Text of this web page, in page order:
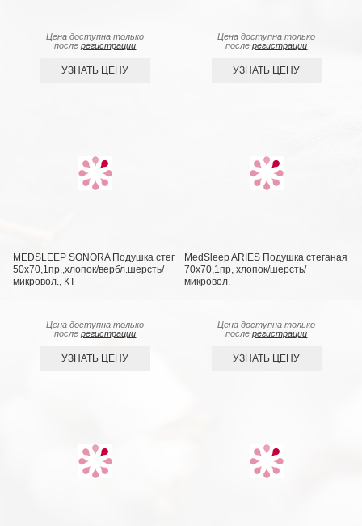
Цена доступна только
послерегистрации
УЗНАТЬ ЦЕНУ
Цена доступна только
послерегистрации
УЗНАТЬ ЦЕНУ
MEDSLEEP SONORA Подушка стег
50х70,1пр.,хлопок/вербл.шерсть/
микровол., КТ
Цена доступна только
послерегистрации
УЗНАТЬ ЦЕНУ
MedSleep ARIES Подушка стеганая
70х70,1пр, хлопок/шерсть/
микровол.
Цена доступна только
послерегистрации
УЗНАТЬ ЦЕНУ